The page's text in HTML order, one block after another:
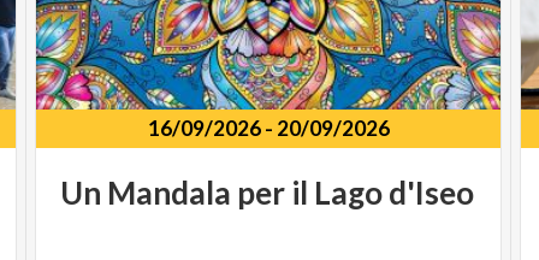
16/09/2026- 20/09/2026
Un Mandala per il Lagod'Iseo